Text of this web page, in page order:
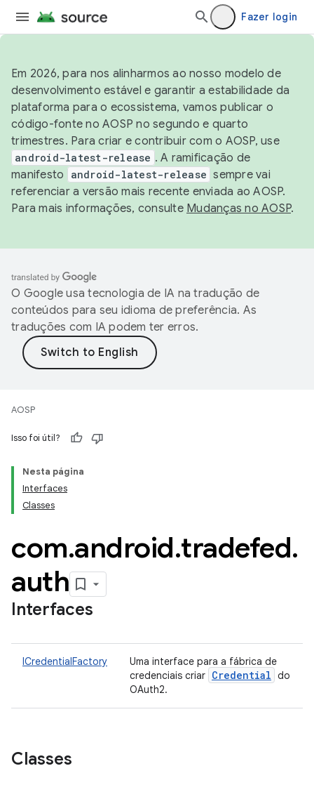
Fazer login
Em 2026, para nos alinharmos ao nosso modelo de
desenvolvimento estável e garantir a estabilidade da
plataforma para o ecossistema, vamos publicar o
código-fonte no AOSP no segundo e quarto
trimestres. Para criar e contribuir com o AOSP, use
android-latest-release . A ramificação de
manifesto
android-latest-release sempre vai
referenciar a versão mais recente enviada ao AOSP.
Para mais informações, consulte Mudanças no AOSP.
O Google usa tecnologia de IA na tradução de
conteúdos para seu idioma de preferência. As
traduções com IA podem ter erros.
AOSP
Isso foi útil?
Nesta página
Interfaces
Classes
com.android.tradefed.
auth
Interfaces
ICredentialFactory
Uma interface para a fábrica de
credenciais criar Credential do
OAuth2.
Classes